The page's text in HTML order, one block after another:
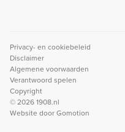
Privacy- en cookiebeleid
Disclaimer
Algemene voorwaarden
Verantwoord spelen
Copyright
© 2026 1908.nl
Website doorGomotion